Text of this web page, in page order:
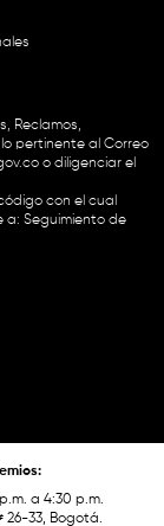
Reclamos,
pertinente al Correo
o diligenciar el
con el cual
a: Seguimiento de
a 4:30 p.m.
26-33, Bogotá.